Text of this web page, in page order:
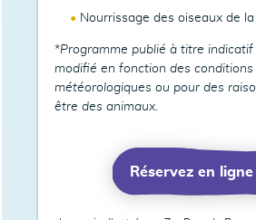
Nourrissage des oiseaux de
*Programme publié à titre
modifié en fonction des conditions
météorologiques ou pour des
être des animaux.
Réservez en ligne